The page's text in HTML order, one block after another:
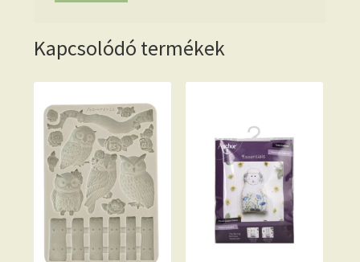
Kapcsolódó termékek